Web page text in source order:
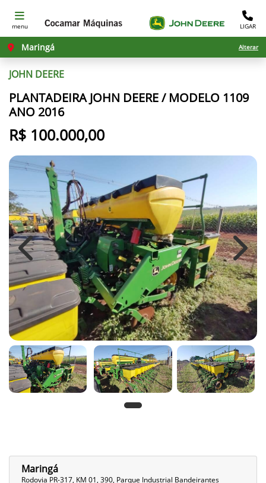
menu LIGAR
Maringá Alterar
JOHN DEERE
PLANTADEIRA JOHN DEERE / MODELO 1109
ANO 2016
R$ 100.000,00
Previous Next
Maringá
Rodovia PR-317, KM 01, 390, Parque Industrial Bandeirantes